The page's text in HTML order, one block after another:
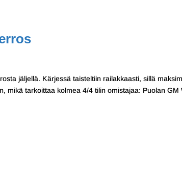
jäljellä. Kärjessä taisteltiin railakkaasti, sillä
mikä tarkoittaa kolmea 4/4 tilin omistajaa: Puolan